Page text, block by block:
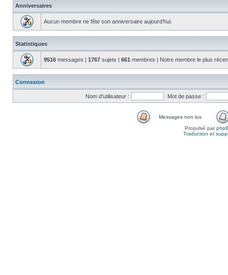
Anniversaires
Aucun membre ne fête son anniversaire aujourd’hui.
Statistiques
9516 messages | 1767 sujets | 661 membres | Notre membre le plus
Connexion
Nom d’utilisateur : Mot de passe :
Messages non lus
Propulsé par
Traduction et